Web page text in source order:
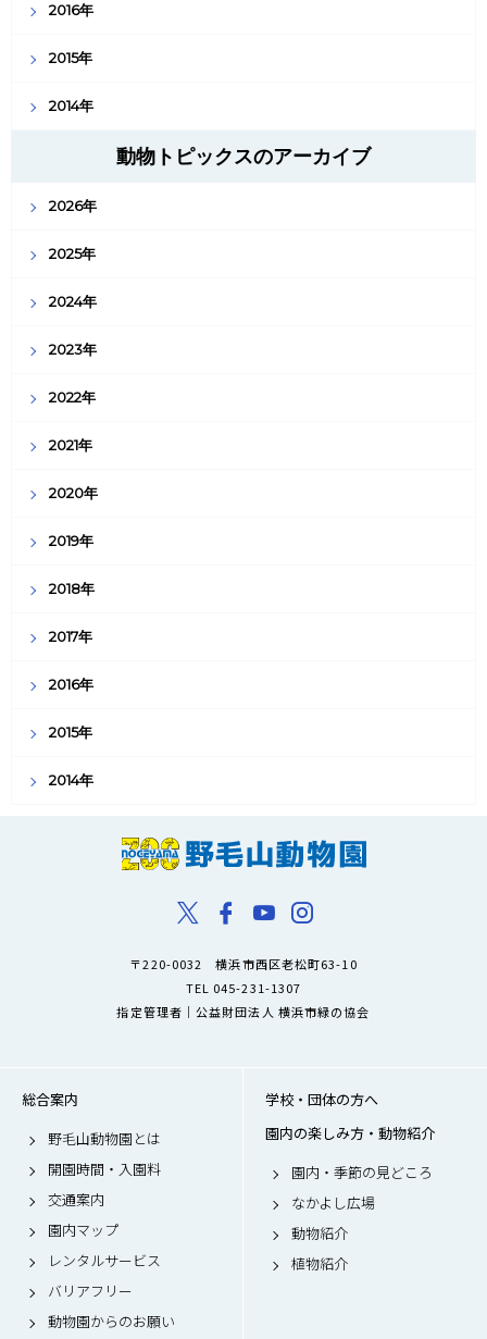
2016年
2015年
2014年
動物トピックスのアーカイブ
2026年
2025年
2024年
2023年
2022年
2021年
2020年
2019年
2018年
2017年
2016年
2015年
2014年
〒220-0032 横浜市西区老松町63-10
TEL 045-231-1307
指定管理者｜公益財団法人 横浜市緑の協会
総合案内
野毛山動物園とは
開園時間・入園料
交通案内
園内マップ
レンタルサービス
バリアフリー
動物園からのお願い
学校・団体の方へ
園内の楽しみ方・動物紹介
園内・季節の見どころ
なかよし広場
動物紹介
植物紹介